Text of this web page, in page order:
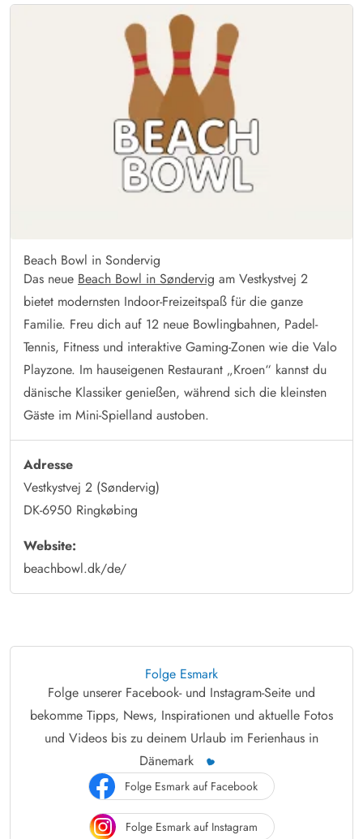
Beach Bowl in Sondervig
Das neue Beach Bowl in Søndervig am Vestkystvej 2
bietet modernsten Indoor-Freizeitspaß für die ganze
Familie. Freu dich auf 12 neue Bowlingbahnen, Padel-
Tennis, Fitness und interaktive Gaming-Zonen wie die Valo
Playzone. Im hauseigenen Restaurant „Kroen“ kannst du
dänische Klassiker genießen, während sich die kleinsten
Gäste im Mini-Spielland austoben.
Adresse
Vestkystvej 2 (Søndervig)
DK-6950 Ringkøbing
Website:
beachbowl.dk/de/
Folge Esmark
Folge unserer Facebook- und Instagram-Seite und
bekomme Tipps, News, Inspirationen und aktuelle Fotos
und Videos bis zu deinem Urlaub im Ferienhaus in
Dänemark
Folge Esmark auf Facebook
Folge Esmark auf Instagram